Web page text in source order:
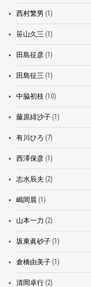
西村繁男 (1)
笹山久三 (1)
田島征彦(1)
田島征三 (1)
中脇初枝 (10)
藤原緋沙子(1)
有川ひろ (7)
西澤保彦(1)
志水辰夫 (2)
嶋岡晨 (1)
山本一力 (2)
坂東眞砂子(1)
倉橋由美子(1)
清岡卓行(2)